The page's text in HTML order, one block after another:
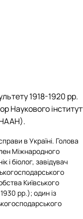
1918-1920 рр.
Наукового
НААН).
в Україні. Голова
Міжнародного
і біолог, завідувач
Київського
рр.); один із